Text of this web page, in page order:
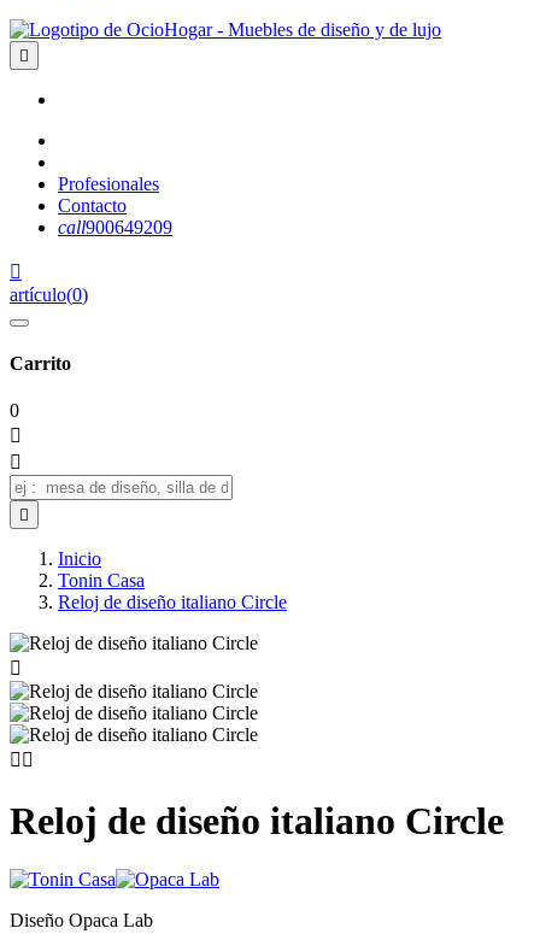

Profesionales
Contacto
call900649209

artículo(0)
Carrito
0



Inicio
Tonin Casa
Reloj de diseño italiano Circle

 
Reloj de diseño italiano Circle
Diseño Opaca Lab